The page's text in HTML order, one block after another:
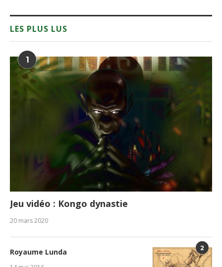
LES PLUS LUS
1
Jeu vidéo : Kongo dynastie
20 mars 2020
2
Royaume Lunda